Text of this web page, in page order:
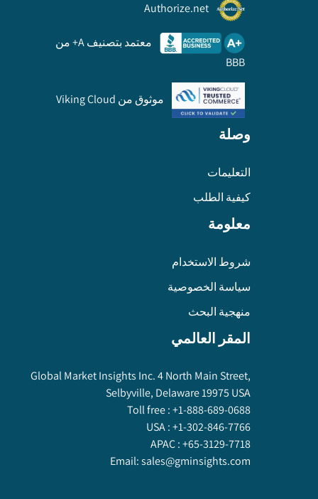
Authorize.net
معتمد بتصنيف A+ من
BBB
موثوق من Viking Cloud
وصلة
التعليمات
كيفية الطلب
معلومة
شروط الاستخدام
سياسة الخصوصية
منهجية البحث
المقر العالمي
Global Market Insights Inc. 4 North Main Street,
Selbyville, Delaware 19975 USA
Toll free :+1-888-689-0688
USA :+1-302-846-7766
APAC :+65-3129-7718
Email:sales@gminsights.com